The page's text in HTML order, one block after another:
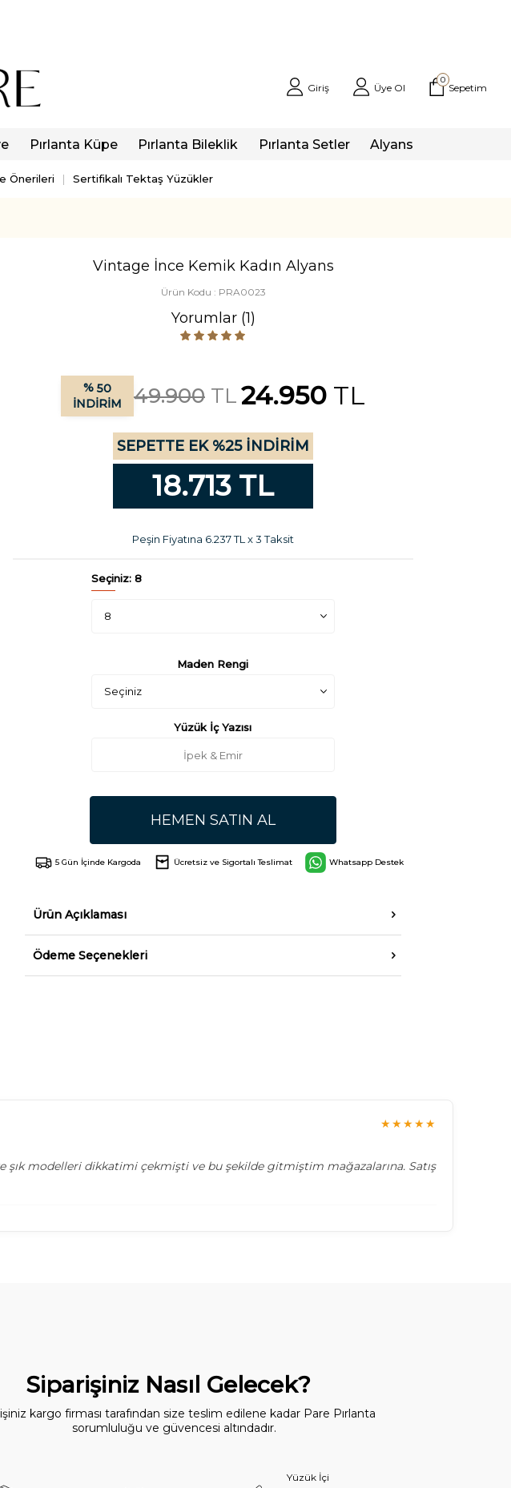
Giriş Üye Ol
0
Sepetim
Pırlanta Küpe Pırlanta Bileklik Pırlanta Setler Alyans
Önerileri Sertifikalı Tektaş Yüzükler
Vintage İnce Kemik Kadın Alyans
Ürün Kodu : PRA0023
Yorumlar (1)
% 50
İNDIRIM
49.900 TL24.950 TL
SEPETTE EK %25 İNDİRİM
18.713 TL
Peşin Fiyatına 6.237 TL x 3 Taksit
Seçiniz:8
Maden Rengi
Yüzük İç Yazısı
HEMEN SATIN AL
5 Gün İçinde Kargoda Ücretsiz ve Sigortalı Teslimat Whatsapp Destek
Ürün Açıklaması
Ödeme Seçenekleri
★★★★★
şık modelleri dikkatimi çekmişti ve bu şekilde gitmiştim mağazalarına. Satış
Siparişiniz Nasıl Gelecek?
kargo firması tarafından size teslim edilene kadar Pare Pırlanta
sorumluluğu ve güvencesi altındadır.
Yüzük İçi